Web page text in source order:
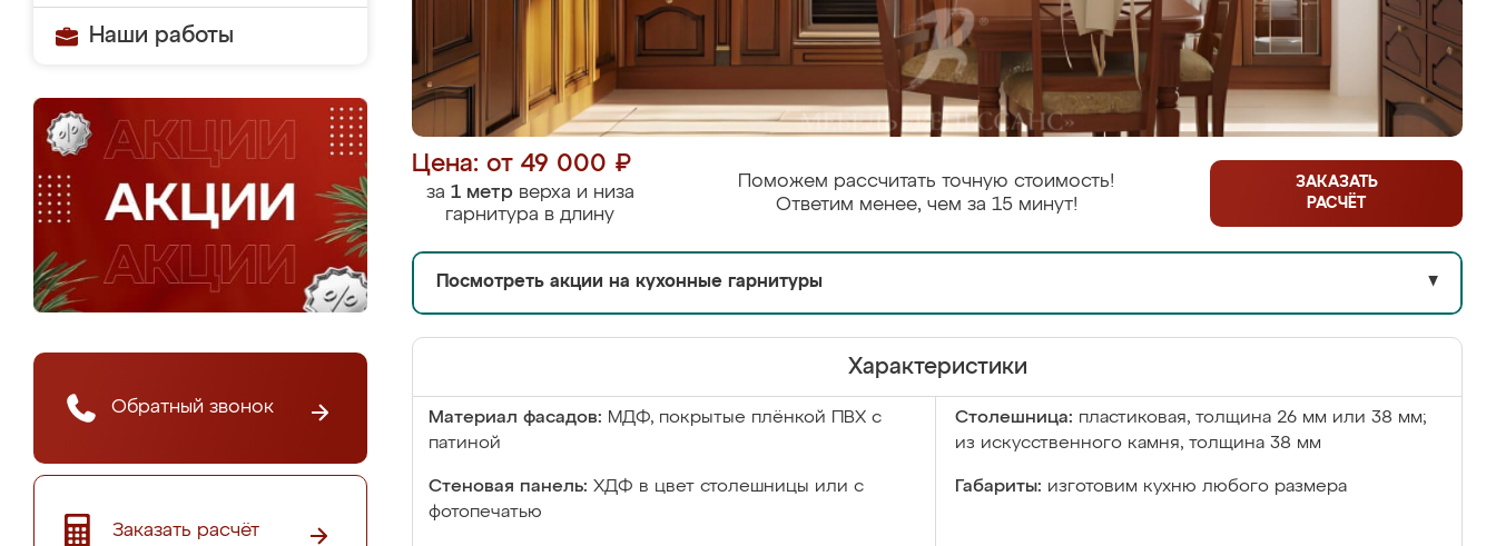
Наши работы
Обратный звонок
Заказать расчёт
Цена: от 49 000 ₽
за 1 метрверха и низа
гарнитура в длину
Поможем рассчитать точную стоимость!
Ответим менее, чем за 15 минут!
ЗАКАЗАТЬ
РАСЧЁТ
Посмотреть акции на кухонные гарнитуры ▼
Характеристики
Материал фасадов: МДФ, покрытые плёнкой ПВХ с
патиной
Столешница: пластиковая, толщина 26 мм или 38 мм;
из искусственного камня, толщина 38 мм
Стеновая панель: ХДФ в цвет столешницы или с
фотопечатью
Габариты: изготовим кухню любого размера